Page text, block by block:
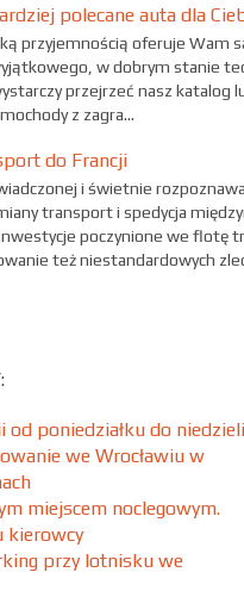
polecane auta dla
przyjemnością oferuje Wam
w dobrym stanie
przejrzeć nasz
z zagra...
do Francji
i świetnie
transport i spedycja
poczynione we
też niestandardowych
od poniedziałku do
we Wrocławiu w
miejscem noclegowym.
kierowcy
przy lotnisku we